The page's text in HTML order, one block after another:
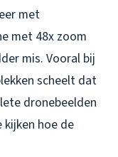
met
met 48x zoom
mis. Vooral bij
scheelt dat
dronebeelden
hoe de